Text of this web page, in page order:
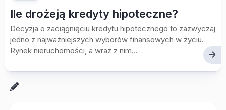
Ile drożeją kredyty hipoteczne?
Decyzja o zaciągnięciu kredytu hipotecznego to zazwyczaj
jedno z najważniejszych wyborów finansowych w życiu.
Rynek nieruchomości, a wraz z nim...